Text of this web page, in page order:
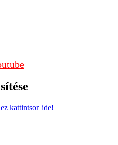
kattintson ide!